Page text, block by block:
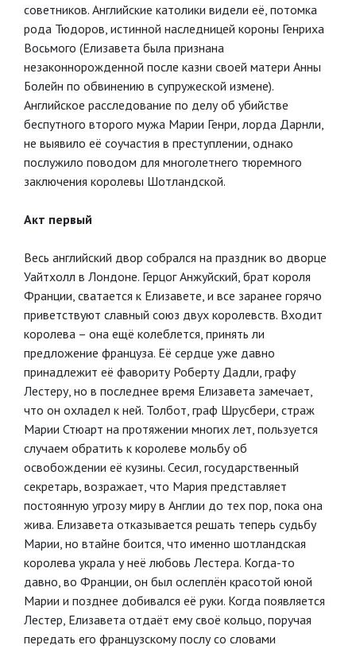
советников. Английские католики видели её, потомка
рода Тюдоров, истинной наследницей короны Генриха
Восьмого (Елизавета была признана
незаконнорожденной после казни своей матери Анны
Болейн по обвинению в супружеской измене).
Английское расследование по делу об убийстве
беспутного второго мужа Марии Генри, лорда Дарнли,
не выявило её соучастия в преступлении, однако
послужило поводом для многолетнего тюремного
заключения королевы Шотландской.
Акт первый
Весь английский двор собрался на праздник во дворце
Уайтхолл в Лондоне. Герцог Анжуйский, брат короля
Франции, сватается к Елизавете, и все заранее горячо
приветствуют славный союз двух королевств. Входит
королева – она ещё колеблется, принять ли
предложение француза. Её сердце уже давно
принадлежит её фавориту Роберту Дадли, графу
Лестеру, но в последнее время Елизавета замечает,
что он охладел к ней. Толбот, граф Шрусбери, страж
Марии Стюарт на протяжении многих лет, пользуется
случаем обратить к королеве мольбу об
освобождении её кузины. Сесил, государственный
секретарь, возражает, что Мария представляет
постоянную угрозу миру в Англии до тех пор, пока она
жива. Елизавета отказывается решать теперь судьбу
Марии, но втайне боится, что именно шотландская
королева украла у неё любовь Лестера. Когда-то
давно, во Франции, он был ослеплён красотой юной
Марии и позднее добивался её руки. Когда появляется
Лестер, Елизавета отдаёт ему своё кольцо, поручая
передать его французскому послу со словами